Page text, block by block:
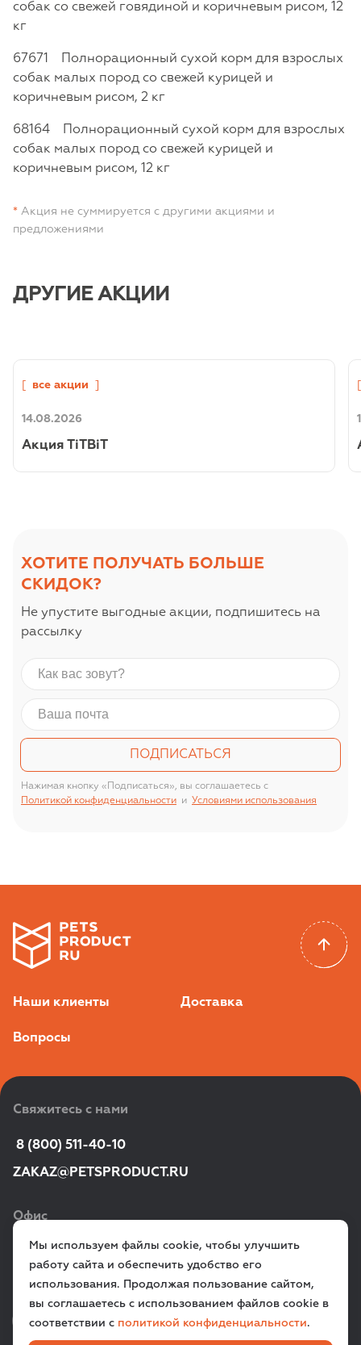
собак со свежей говядиной и коричневым рисом, 12
кг
67671 Полнорационный сухой корм для взрослых
собак малых пород со свежей курицей и
коричневым рисом, 2 кг
68164 Полнорационный сухой корм для взрослых
собак малых пород со свежей курицей и
коричневым рисом, 12 кг
* Акция не суммируется с другими акциями и
предложениями
ДРУГИЕ АКЦИИ
все акции
14.08.2026
Акция TiTBiT
ХОТИТЕ ПОЛУЧАТЬ БОЛЬШЕ
СКИДОК?
Не упустите выгодные акции, подпишитеcь на
рассылку
ПОДПИСАТЬСЯ
Нажимая кнопку «Подписаться», вы соглашаетесь с
Политикой конфиденциальности и Условиями использования
Наши клиенты Доставка
Вопросы
Свяжитесь с нами
8 (800) 511-40-10
ZAKAZ@PETSPRODUCT.RU
Офис
г. Санкт‑Петербург,
ул. Всеволода Вишневского, д. 12a
VK TG
Мы используем файлы cookie, чтобы улучшить
работу сайта и обеспечить удобство его
использования. Продолжая пользование сайтом,
вы соглашаетесь с использованием файлов cookie в
соответствии с политикой конфиденциальности.